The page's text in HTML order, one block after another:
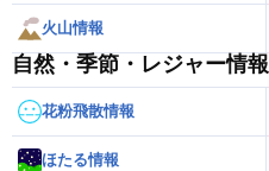
火山情報
自然・季節・レジャー情報
花粉飛散情報
ほたる情報